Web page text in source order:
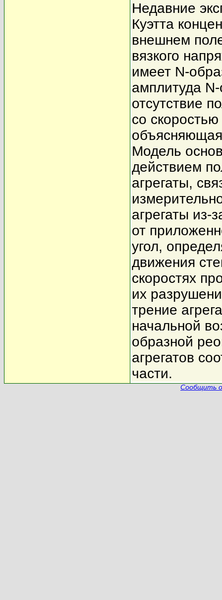
Недавние
Куэтта
внешнем
вязкого
имеет N-
амплитуда
отсутствие
со
Модель
действием
агрегаты,
агрегаты из-
от
угол,
движения
скоростях
их
трение
начальной
образной
агрегатов
части.
Сообщить о